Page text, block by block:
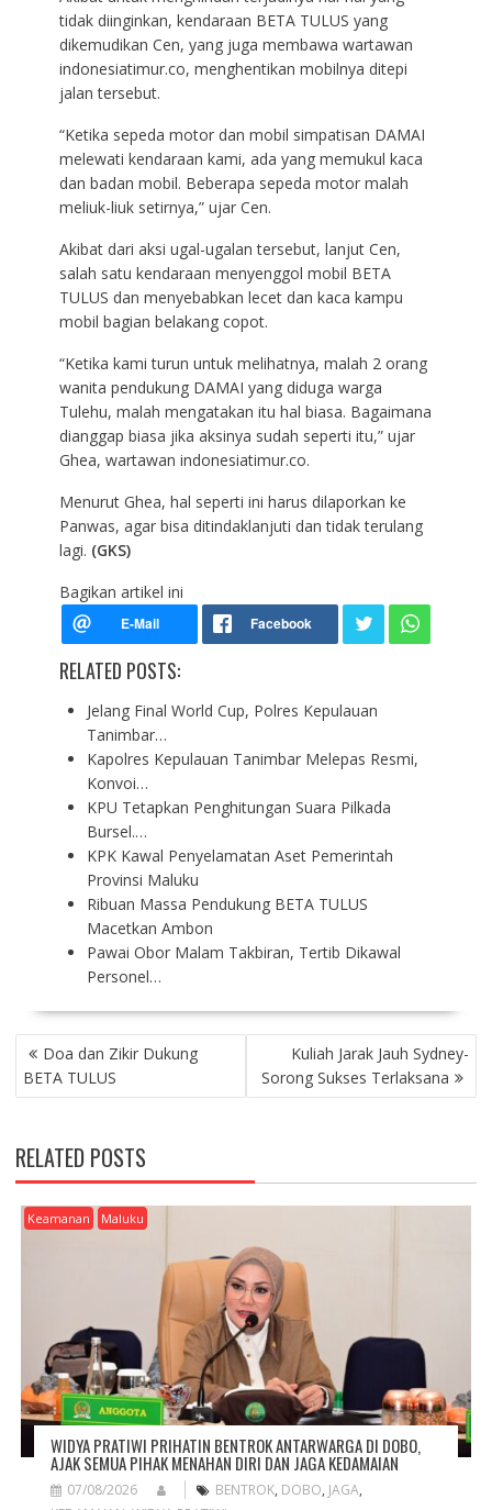
tidak diinginkan, kendaraan BETA TULUS yang
dikemudikan Cen, yang juga membawa wartawan
indonesiatimur.co, menghentikan mobilnya ditepi
jalan tersebut.
“Ketika sepeda motor dan mobil simpatisan DAMAI
melewati kendaraan kami, ada yang memukul kaca
dan badan mobil. Beberapa sepeda motor malah
meliuk-liuk setirnya,” ujar Cen.
Akibat dari aksi ugal-ugalan tersebut, lanjut Cen,
salah satu kendaraan menyenggol mobil BETA
TULUS dan menyebabkan lecet dan kaca kampu
mobil bagian belakang copot.
“Ketika kami turun untuk melihatnya, malah 2 orang
wanita pendukung DAMAI yang diduga warga
Tulehu, malah mengatakan itu hal biasa. Bagaimana
dianggap biasa jika aksinya sudah seperti itu,” ujar
Ghea, wartawan indonesiatimur.co.
Menurut Ghea, hal seperti ini harus dilaporkan ke
Panwas, agar bisa ditindaklanjuti dan tidak terulang
lagi. (GKS)
Bagikan artikel ini
RELATED POSTS:
Jelang Final World Cup, Polres Kepulauan
Tanimbar…
Kapolres Kepulauan Tanimbar Melepas Resmi,
Konvoi…
KPU Tetapkan Penghitungan Suara Pilkada
Bursel.…
KPK Kawal Penyelamatan Aset Pemerintah
Provinsi Maluku
Ribuan Massa Pendukung BETA TULUS
Macetkan Ambon
Pawai Obor Malam Takbiran, Tertib Dikawal
Personel…
P
O
S
N
A
V
G
Doa dan Zikir Dukung
BETA TULUS
Kuliah Jarak Jauh Sydney-
Sorong Sukses Terlaksana
RELATED POSTS
Keamanan Maluku
WIDYA PRATIWI PRIHATIN BENTROK ANTARWARGA DI DOBO,
AJAK SEMUA PIHAK MENAHAN DIRI DAN JAGA KEDAMAIAN
07/08/2026 BENTROK, DOBO, JAGA,